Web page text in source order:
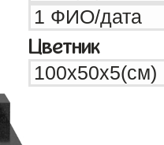
Цветник